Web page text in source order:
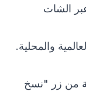
الشات
والمحلية.
من زر "نسخ